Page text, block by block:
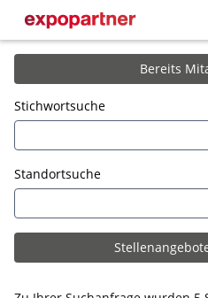
main
Login
Registrierung
Bereits
Stichwortsuche
Standortsuche